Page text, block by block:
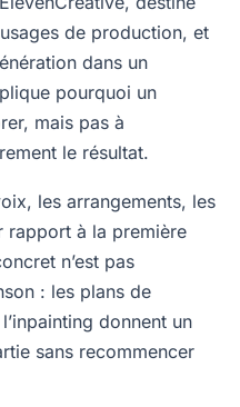
de production, et
dans un
pourquoi un
mais pas à
le résultat.
les arrangements, les
rapport à la première
n’est pas
: les plans de
donnent un
sans recommencer